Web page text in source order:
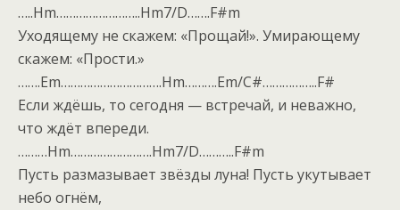
…..Hm……………………..Hm7/D…….F#m
Уходящему не скажем: «Прощай!». Умирающему
скажем: «Прости.»
…….Em………………………….Hm……….Em/C#……………..F#
Если ждёшь, то сегодня — встречай, и неважно,
что ждёт впереди.
………Hm…………………….Hm7/D………..F#m
Пусть размазывает звёзды луна! Пусть укутывает
небо огнём,